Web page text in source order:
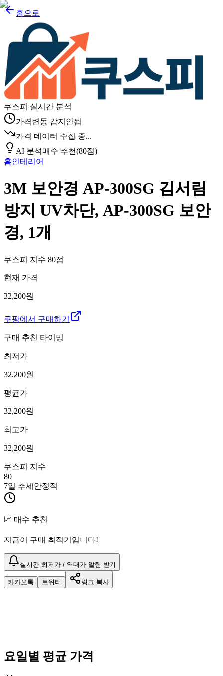
홈으로
쿠스피 실시간 분석
가격변동 감지안됨
가격 데이터 수집 중...
AI 분석매수 추천(80점)
홈인테리어
3M 보안경 AP-300SG 김서림
방지 UV차단, AP-300SG 보안
경, 1개
쿠스피 지수 80점
현재 가격
32,200원
쿠팡에서 구매하기
구매 추천 타이밍
최저가
32,200원
평균가
32,200원
최고가
32,200원
쿠스피 지수
80
7일 추세 안정적
📈 매수 추천
지금이 구매 최적기입니다!
실시간 최저가 / 역대가 알림 받기
카카오톡 트위터 링크 복사
요일별 평균 가격